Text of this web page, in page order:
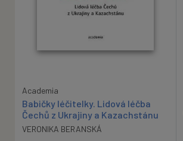
Academia
Babičky léčitelky. Lidová léčba
Čechů z Ukrajiny a Kazachstánu
VERONIKA BERANSKÁ